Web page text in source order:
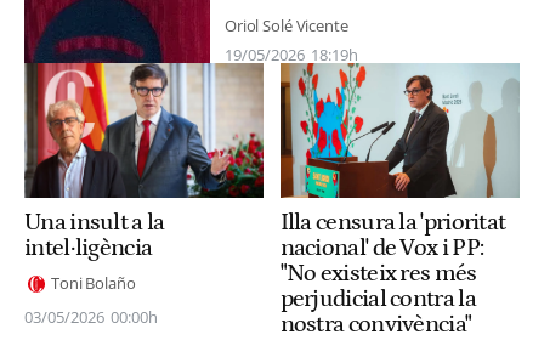
Oriol Solé Vicente
19/05/2026 18:19h
Una insult a la
intel·ligència
Toni Bolaño
03/05/2026 00:00h
Illa censura la 'prioritat
nacional' de Vox i PP:
"No existeix res més
perjudicial contra la
nostra convivència"